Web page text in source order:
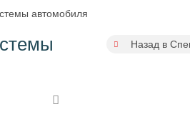
автомобиля
Назад в